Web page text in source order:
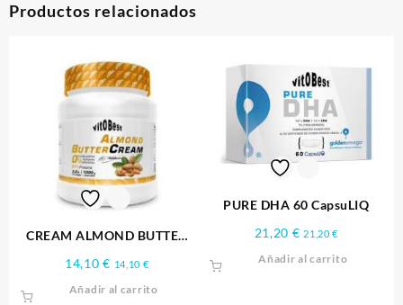
Productos relacionados
CREAM ALMOND BUTTER
14,10€ 14,10 €
Añadir al carrito
PURE DHA 60 CapsuLIQ
21,20 € 21,20€
Añadir al carrito